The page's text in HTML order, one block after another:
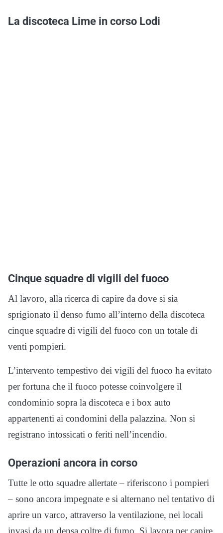
La discoteca Lime in corso Lodi
Cinque squadre di vigili del fuoco
Al lavoro, alla ricerca di capire da dove si sia
sprigionato il denso fumo all’interno della discoteca
cinque squadre di vigili del fuoco con un totale di
venti pompieri.
L’intervento tempestivo dei vigili del fuoco ha evitato
per fortuna che il fuoco potesse coinvolgere il
condominio sopra la discoteca e i box auto
appartenenti ai condomini della palazzina. Non si
registrano intossicati o feriti nell’incendio.
Operazioni ancora in corso
Tutte le otto squadre allertate – riferiscono i pompieri
– sono ancora impegnate e si alternano nel tentativo di
aprire un varco, attraverso la ventilazione, nei locali
invasi da un densa coltre di fumo. Si lavora per capire